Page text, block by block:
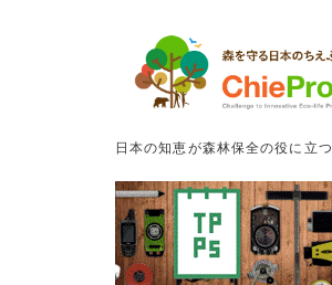
日本の知恵が森林保全の役に立つ